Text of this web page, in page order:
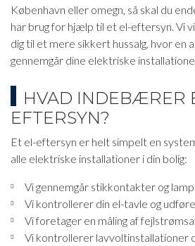
København eller omegn, så skal du
har brug for hjælp til et el-eftersyn. Vi
dig til et mere sikkert hussalg, hvor
gennemgår dine elektriske
​HVAD INDEBÆRER
EFTERSYN?
Et el-eftersyn er helt simpelt en
alle elektriske installationer i din bolig:
Vi gennemgår stikkontakter og
Vi kontrollerer din el-tavle og
Vi foretager en måling af
Vi kontrollerer lavvoltinstallationer